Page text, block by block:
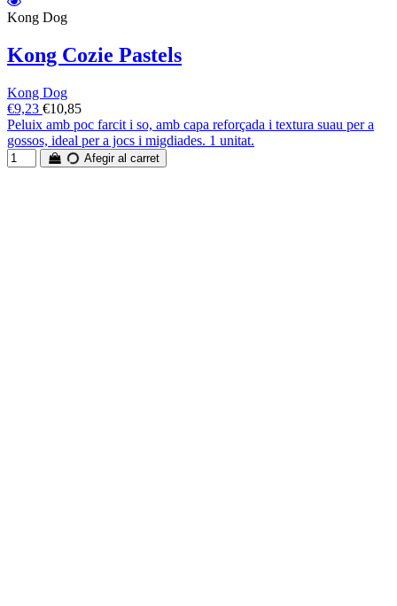
Kong Dog
Kong Cozie Pastels
Kong Dog
€9,23 €10,85
Peluix amb poc farcit i so, amb capa reforçada i textura suau per a
gossos, ideal per a jocs i migdiades. 1 unitat.
Afegir al carret